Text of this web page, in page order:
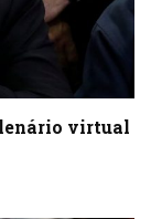
virtual